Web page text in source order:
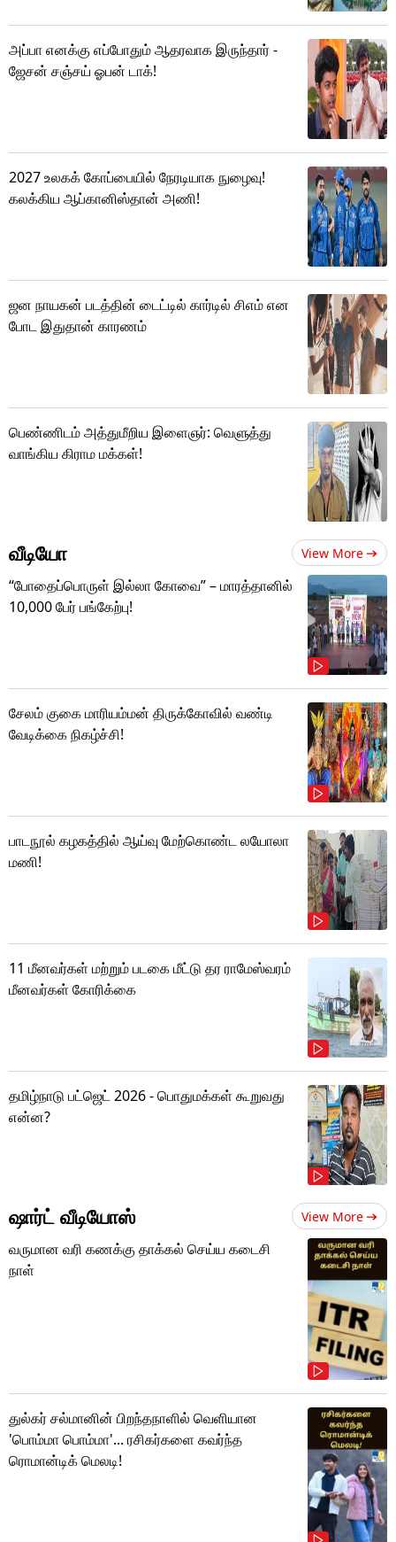
அப்பா எனக்கு எப்போதும் ஆதரவாக இருந்தார் -
ஜேசன் சஞ்சய் ஓபன் டாக்!
2027 உலகக் கோப்பையில் நேரடியாக நுழைவு!
கலக்கிய ஆப்கானிஸ்தான் அணி!
ஜன நாயகன் படத்தின் டைட்டில் கார்டில் சிஎம் என
போட இதுதான் காரணம்
பெண்ணிடம் அத்துமீறிய இளைஞர்: வெளுத்து
வாங்கிய கிராம மக்கள்!
வீடியோ View More
“போதைப்பொருள் இல்லா கோவை” – மாரத்தானில்
10,000 பேர் பங்கேற்பு!
சேலம் குகை மாரியம்மன் திருக்கோவில் வண்டி
வேடிக்கை நிகழ்ச்சி!
பாடநூல் கழகத்தில் ஆய்வு மேற்கொண்ட லயோலா
மணி!
11 மீனவர்கள் மற்றும் படகை மீட்டு தர ராமேஸ்வரம்
மீனவர்கள் கோரிக்கை
தமிழ்நாடு பட்ஜெட் 2026 - பொதுமக்கள் கூறுவது
என்ன?
ஷார்ட் வீடியோஸ் View More
வருமான வரி கணக்கு தாக்கல் செய்ய கடைசி
நாள்
துல்கர் சல்மானின் பிறந்தநாளில் வெளியான
'பொம்மா பொம்மா'... ரசிகர்களை கவர்ந்த
ரொமான்டிக் மெலடி!